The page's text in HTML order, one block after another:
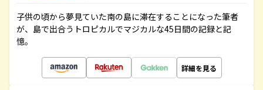
子供の頃から夢見ていた南の島に滞在することになった筆者
が、島で出合うトロピカルでマジカルな45日間の記録と記
憶。
詳細を見る